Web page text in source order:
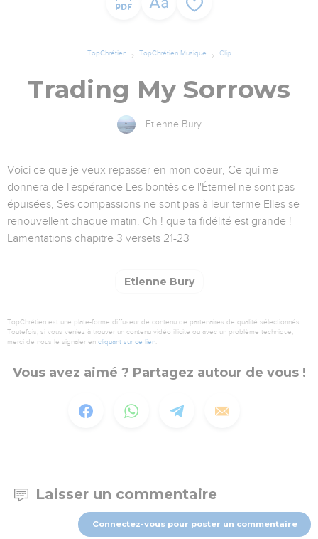
TopChrétien TopChrétien Musique Clip
Trading My Sorrows
Etienne Bury
Voici ce que je veux repasser en mon coeur, Ce qui me
donnera de l'espérance Les bontés de l'Éternel ne sont pas
épuisées, Ses compassions ne sont pas à leur terme Elles se
renouvellent chaque matin. Oh ! que ta fidélité est grande !
Lamentations chapitre 3 versets 21-23
Etienne Bury
TopChrétien est une plate-forme diffuseur de contenu de partenaires de qualité sélectionnés.
Toutefois, si vous veniez à trouver un contenu vidéo illicite ou avec un problème technique,
merci de nous le signaler en cliquant sur ce lien.
Vous avez aimé ? Partagez autour de vous !
Laisser un commentaire
Connectez-vous pour poster un commentaire